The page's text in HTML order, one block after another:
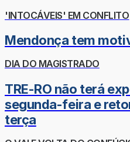
'INTOCÁVEIS' EM CONFLITO
Mendonça tem
DIA DO MAGISTRADO
TRE-RO não terá
segunda-feira e
terça